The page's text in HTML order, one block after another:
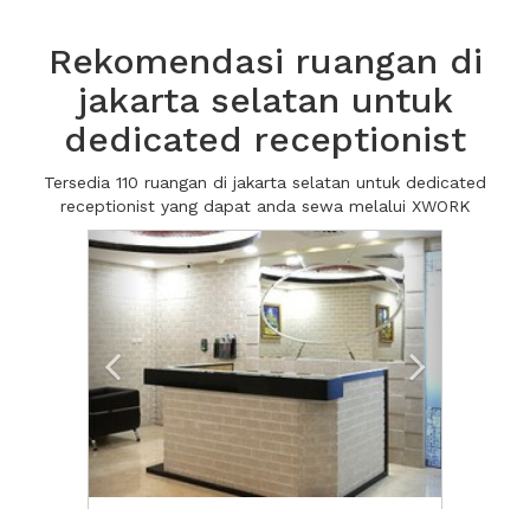
Rekomendasi ruangan di
jakarta selatan untuk
dedicated receptionist
Tersedia 110 ruangan di jakarta selatan untuk dedicated
receptionist yang dapat anda sewa melalui XWORK
Previous Next2